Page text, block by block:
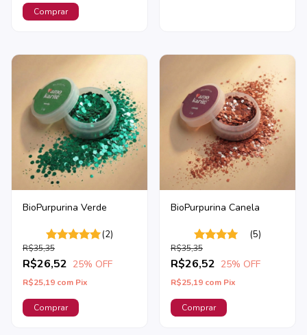
BioPurpurina Verde
(2)
R$26,52
R$35,35
25% OFF
R$25,19 com Pix
BioPurpurina Canela
(5)
R$26,52
R$35,35
25% OFF
R$25,19 com Pix